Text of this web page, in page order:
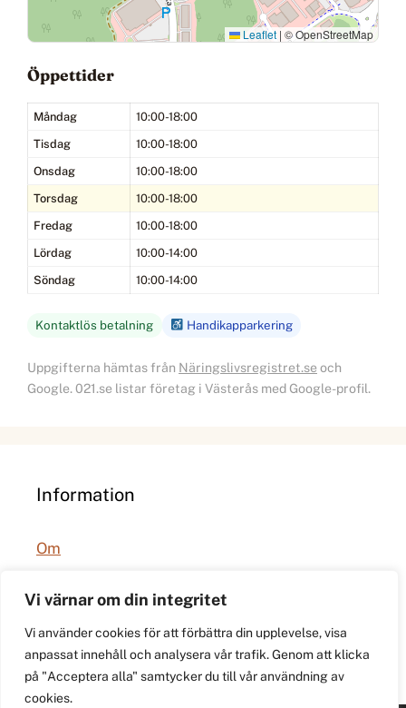
Vi värnar om din integritet
Vi använder cookies för att förbättra din upplevelse, visa
anpassat innehåll och analysera vår trafik. Genom att klicka
på "Acceptera alla" samtycker du till vår användning av
cookies.
Leaflet | © OpenStreetMap
Öppettider
Måndag
10:00-18:00
Tisdag
10:00-18:00
Onsdag
10:00-18:00
Torsdag
10:00-18:00
Fredag
10:00-18:00
Lördag
10:00-14:00
Söndag
10:00-14:00
Kontaktlös betalning Handikapparkering
Uppgifterna hämtas från Näringslivsregistret.se och
Google. 021.se listar företag i Västerås med Google-profil.
Information
Om